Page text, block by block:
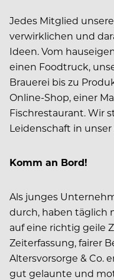
Jedes Mitglied
verwirklichen und
Ideen. Vom
einen Foodtruck,
Brauerei bis zu
Online-Shop, einer
Fischrestaurant. Wir
Leidenschaft in
Komm an Bord!
Als junges
durch, haben täglich
auf eine richtig geile
Zeiterfassung, fairer
Altersvorsorge & Co.
gut gelaunte und